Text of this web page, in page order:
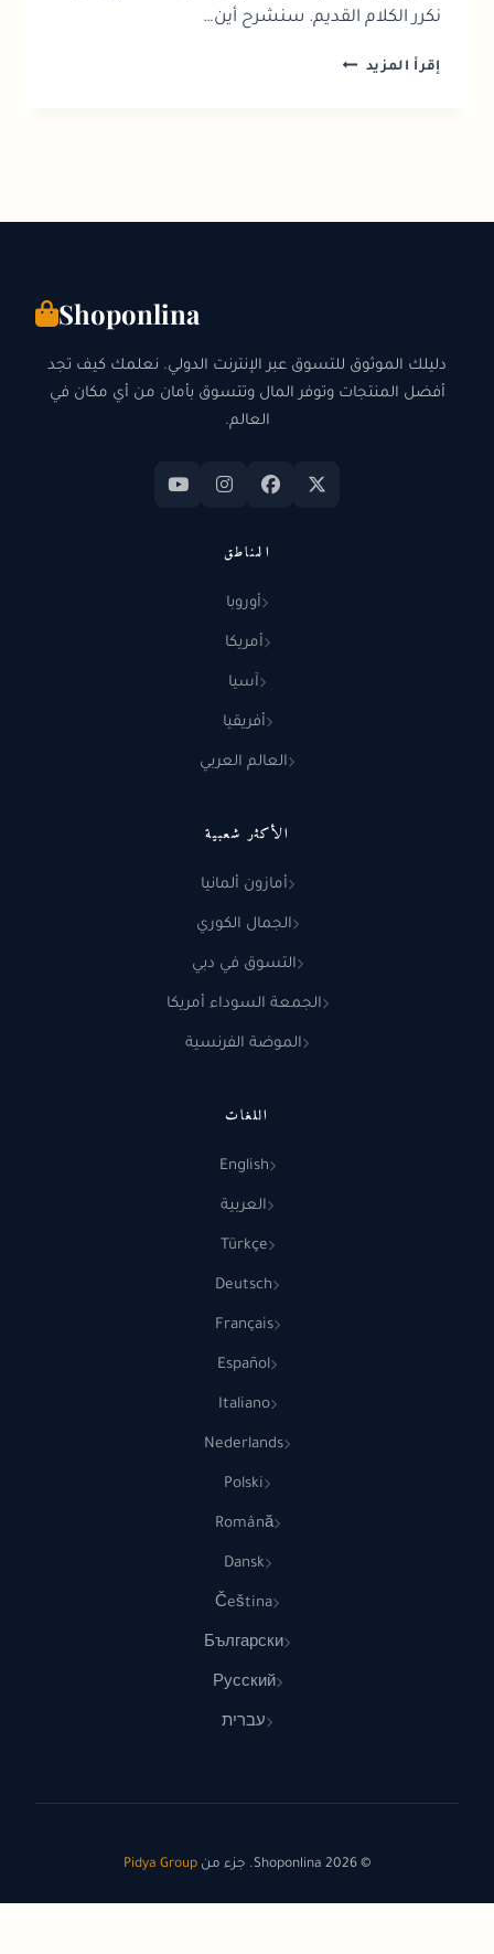
نكرر الكلام القديم. سنشرح أين…
إقرأ المزيد مخازن
اليومي
Shoponlina
دليلك الموثوق للتسوق عبر الإنترنت الدولي. نعلمك كيف تجد
أفضل المنتجات وتوفر المال وتتسوق بأمان من أي مكان في
العالم.
المناطق
أوروبا
أمريكا
آسيا
أفريقيا
العالم العربي
الأكثر شعبية
أمازون ألمانيا
الجمال الكوري
التسوق في دبي
الجمعة السوداء أمريكا
الموضة الفرنسية
اللغات
English
العربية
Türkçe
Deutsch
Français
Español
Italiano
Nederlands
Polski
Română
Dansk
Čeština
Български
Русский
עברית
© 2026 Shoponlina. جزء من Pidya Group